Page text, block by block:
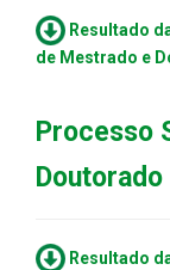
Resultado
de Mestrado e
Processo
Resultado